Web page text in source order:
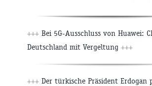
+++ Bei 5G-Ausschluss von Huawei:
Deutschland mit Vergeltung +++
+++ Der türkische Präsident Erdogan